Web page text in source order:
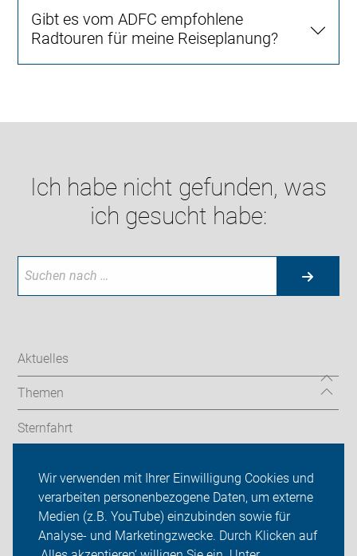
Wir verwenden mit Ihrer Einwilligung Cookies und
verarbeiten personenbezogene Daten, um externe
Medien (z.B. YouTube) einzubinden sowie für
Analyse- und Marketingzwecke. Durch Klicken auf
Gibt es vom ADFC empfohlene
Radtouren für meine Reiseplanung?
Ich habe nicht gefunden, was
ich gesucht habe:
Aktuelles
Themen
Sternfahrt
ADFC Berlin
Sei dabei